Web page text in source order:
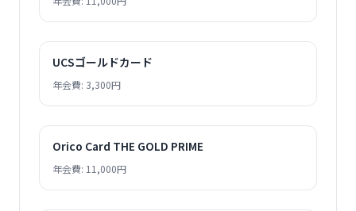
UCSゴールドカード
年会費: 3,300円
Orico Card THE GOLD PRIME
年会費: 11,000円